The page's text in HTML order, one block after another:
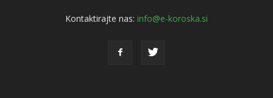
Kontaktirajte nas: info@e-koroska.si